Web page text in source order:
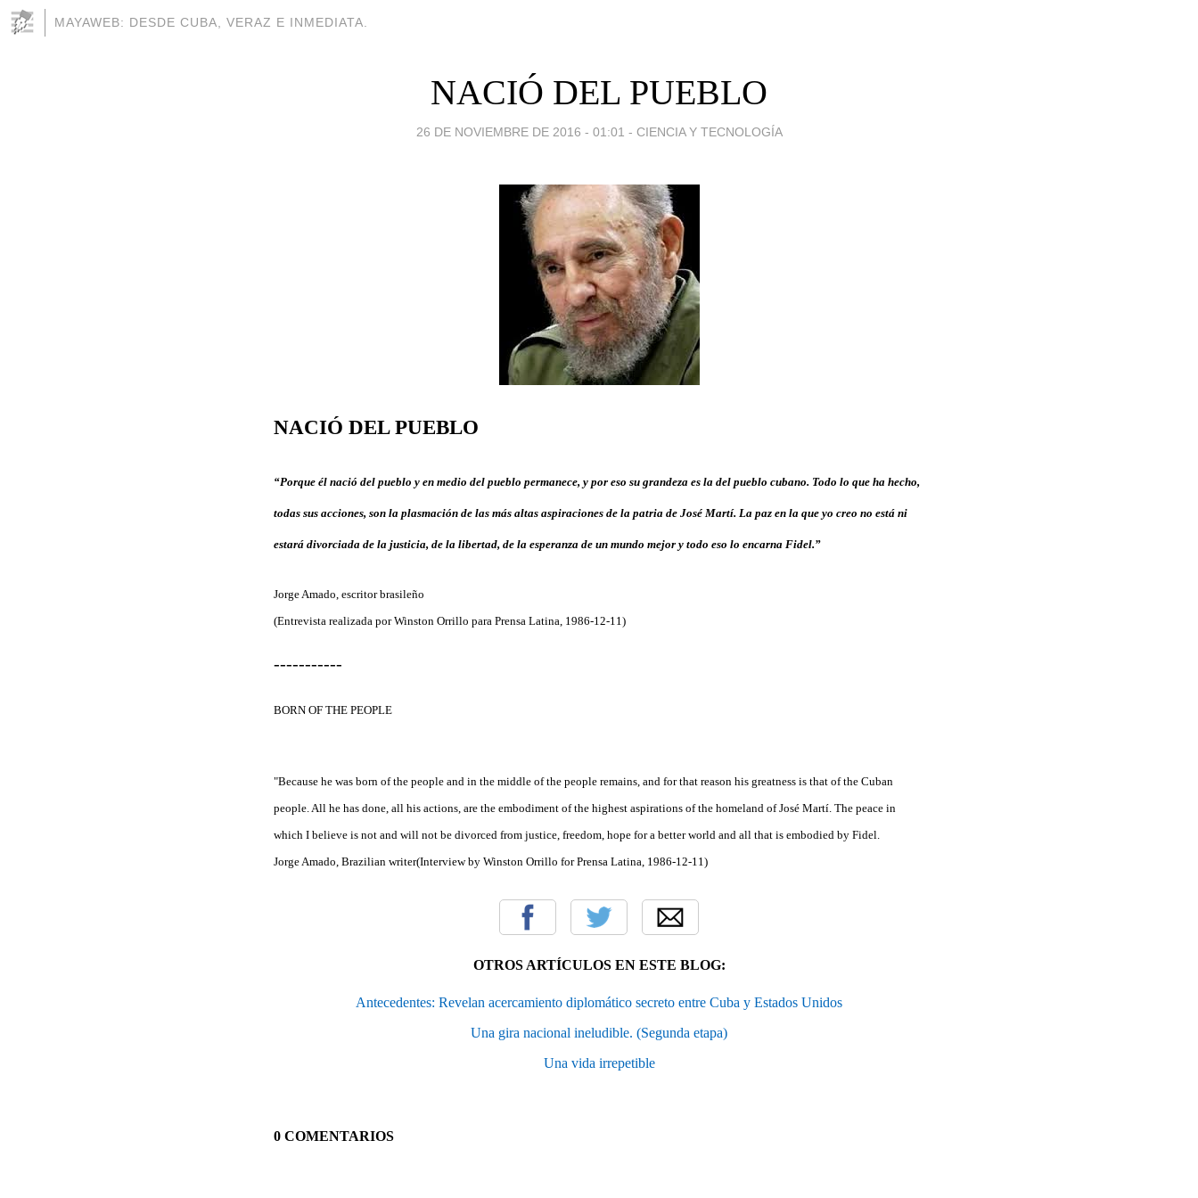
MAYAWEB: DESDE CUBA, VERAZ E INMEDIATA.
NACIÓ DEL PUEBLO
26 DE NOVIEMBRE DE 2016 - 01:01 - CIENCIA Y TECNOLOGÍA
NACIÓ DEL PUEBLO
“Porque él nació del pueblo y en medio del pueblo permanece, y por eso su grandeza es la del pueblo cubano. Todo lo que ha hecho,
todas sus acciones, son la plasmación de las más altas aspiraciones de la patria de José Martí. La paz en la que yo creo no está ni
estará divorciada de la justicia, de la libertad, de la esperanza de un mundo mejor y todo eso lo encarna Fidel.”
Jorge Amado, escritor brasileño
(Entrevista realizada por Winston Orrillo para Prensa Latina, 1986-12-11)
-----------
BORN OF THE PEOPLE
"Because he was born of the people and in the middle of the people remains, and for that reason his greatness is that of the Cuban
people. All he has done, all his actions, are the embodiment of the highest aspirations of the homeland of José Martí. The peace in
which I believe is not and will not be divorced from justice, freedom, hope for a better world and all that is embodied by Fidel.
Jorge Amado, Brazilian writer(Interview by Winston Orrillo for Prensa Latina, 1986-12-11)
OTROS ARTÍCULOS EN ESTE BLOG:
Antecedentes: Revelan acercamiento diplomático secreto entre Cuba y Estados Unidos
Una gira nacional ineludible. (Segunda etapa)
Una vida irrepetible
0 COMENTARIOS